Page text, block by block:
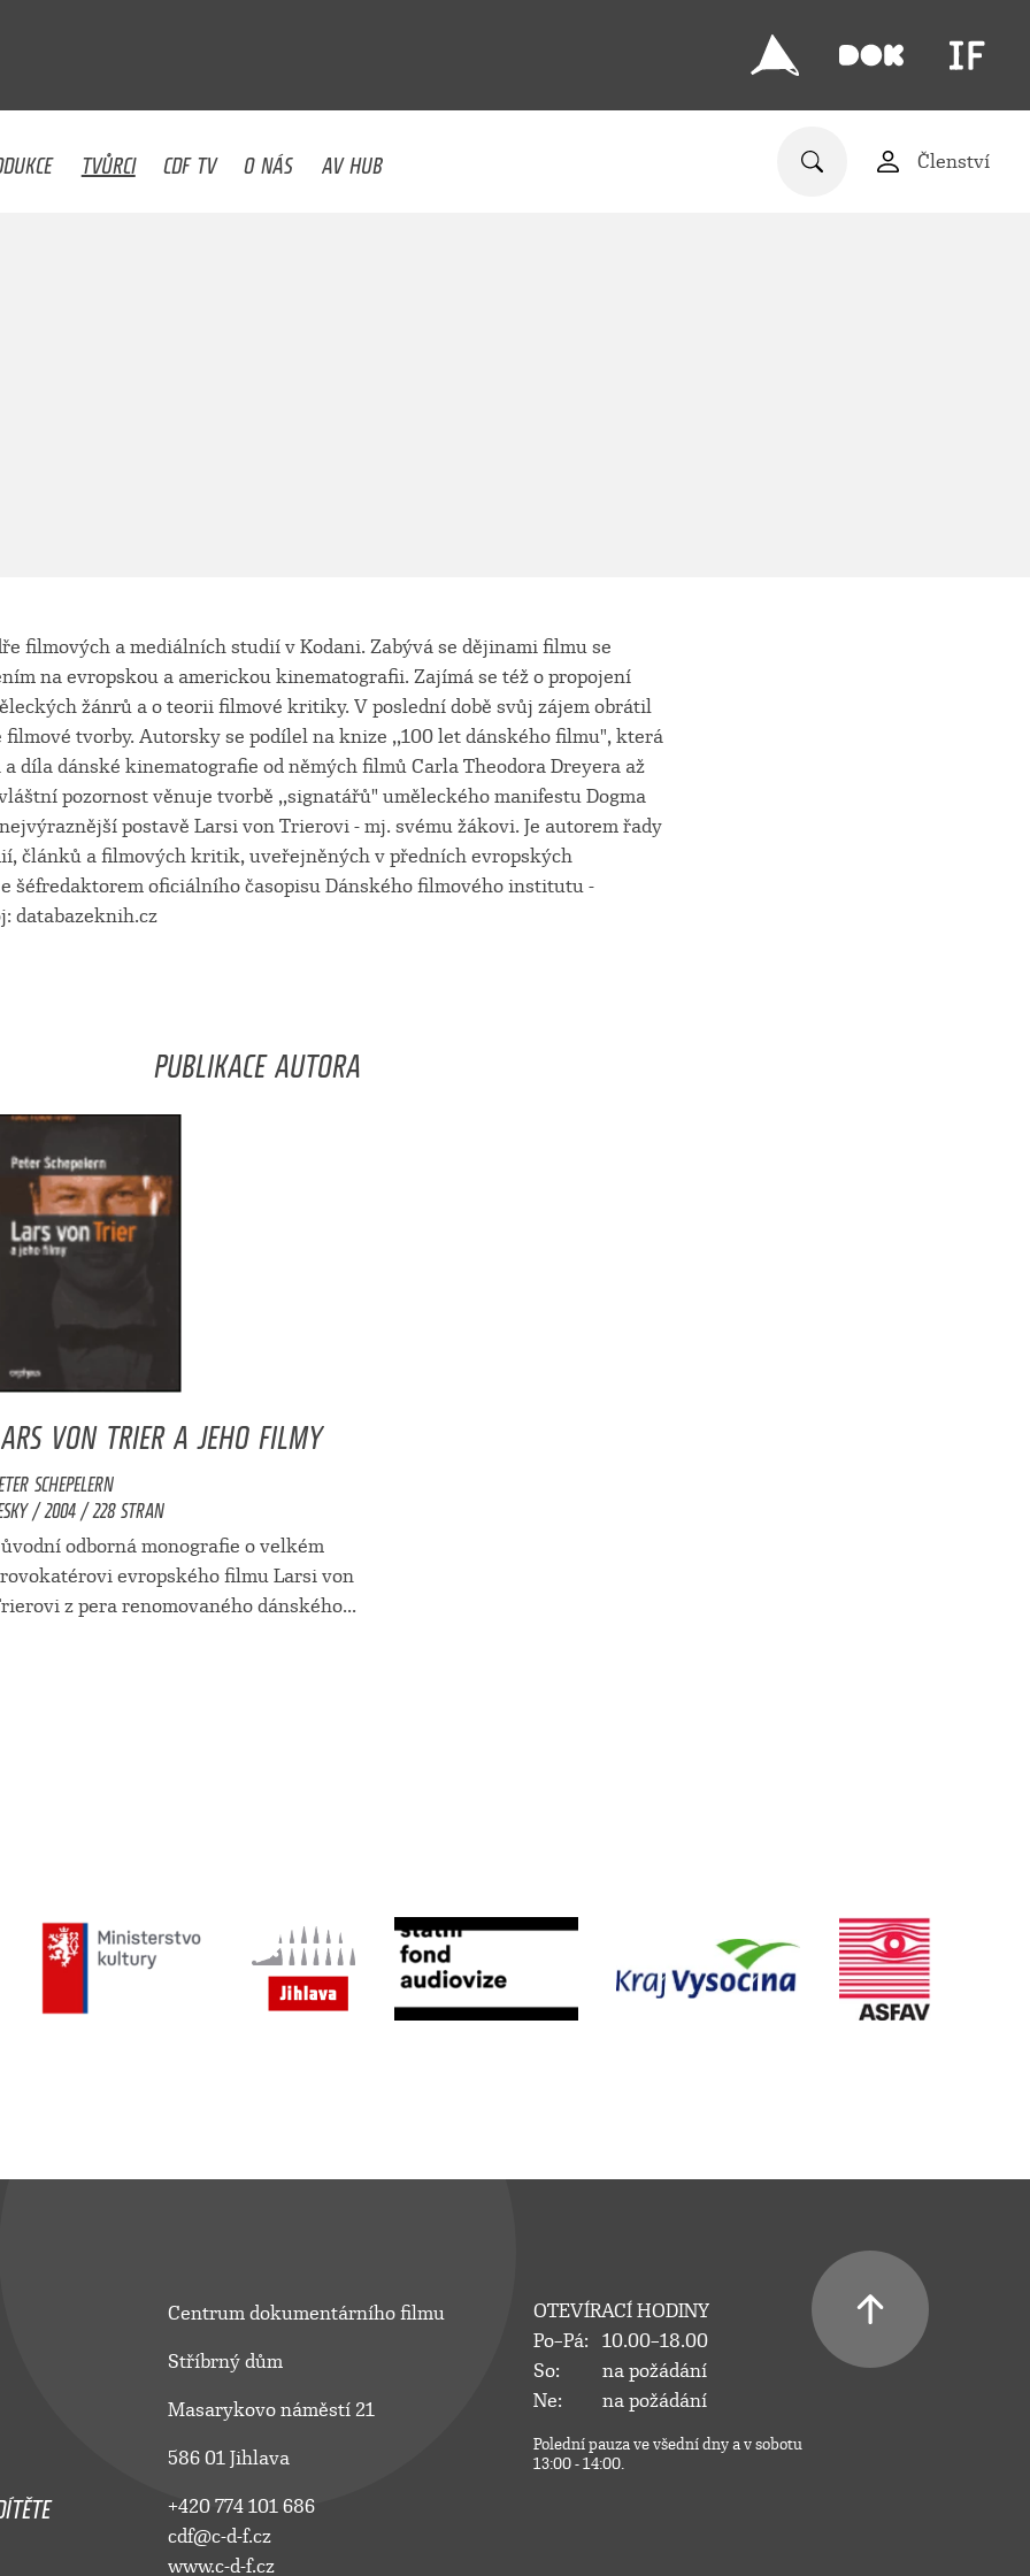
TVŮRCI CDF TV O NÁS AV HUB Členství
filmových a mediálních studií v Kodani. Zabývá se dějinami filmu se
na evropskou a americkou kinematografii. Zajímá se též o propojení
žánrů a o teorii filmové kritiky. V poslední době svůj zájem obrátil
filmové tvorby. Autorsky se podílel na knize ,,100 let dánského filmu", která
díla dánské kinematografie od němých filmů Carla Theodora Dreyera až
pozornost věnuje tvorbě ,,signatářů" uměleckého manifestu Dogma
postavě Larsi von Trierovi - mj. svému žákovi. Je autorem řady
článků a filmových kritik, uveřejněných v předních evropských
šéfredaktorem oficiálního časopisu Dánského filmového institutu -
databazeknih.cz
PUBLIKACE AUTORA
VON TRIER A JEHO FILMY
SCHEPELERN
/ 2004 / 228 STRAN
odborná monografie o velkém
evropského filmu Larsi von
z pera renomovaného dánského...
Centrum dokumentárního filmu
Stříbrný dům
Masarykovo náměstí 21
586 01 Jihlava
+420 774 101 686
cdf@c-d-f.cz
www.c-d-f.cz
OTEVÍRACÍ HODINY
Po–Pá:
10.00–18.00
So:
na požádání
Ne:
na požádání
Polední pauza ve všední dny a v sobotu
13:00 - 14:00.